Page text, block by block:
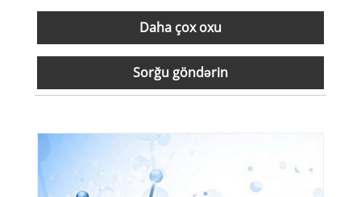
Daha çox oxu
Sorğu göndərin